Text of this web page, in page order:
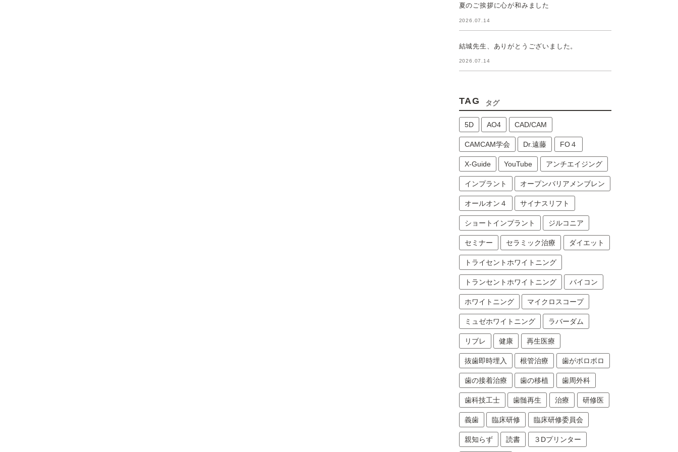
夏のご挨拶に心が和みました
2026.07.14
結城先生、ありがとうございました。
2026.07.14
TAG タグ
5D AO4 CAD/CAM
CAMCAM学会 Dr.遠藤 FO４
X-Guide YouTube アンチエイジング
インプラント オープンバリアメンブレン
オールオン４ サイナスリフト
ショートインプラント ジルコニア
セミナー セラミック治療 ダイエット
トライセントホワイトニング
トランセントホワイトニング バイコン
ホワイトニング マイクロスコープ
ミュゼホワイトニング ラバーダム
リブレ 健康 再生医療
抜歯即時埋入 根管治療 歯がボロボロ
歯の接着治療 歯の移植 歯周外科
歯科技工士 歯髄再生 治療 研修医
義歯 臨床研修 臨床研修委員会
親知らず 読書 ３Dプリンター